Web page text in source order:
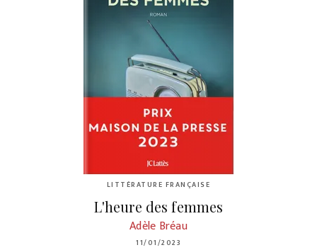
LITTÉRATURE FRANÇAISE
L'heure des femmes
Adèle Bréau
11/01/2023